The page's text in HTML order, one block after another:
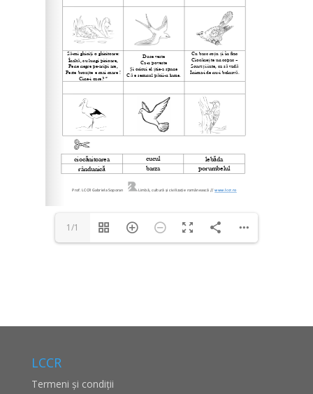
1/1
LCCR
Termeni și condiții